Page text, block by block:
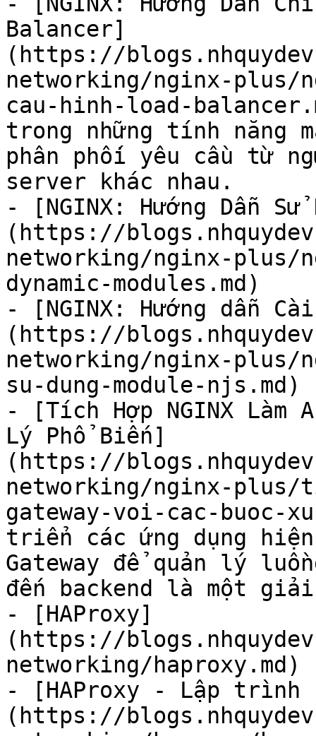
Balancer]
(https://
networking/nginx-
cau-hinh-load-
trong những tính năng
phân phối yêu cầu từ
server khác nhau.
- [NGINX: Hướng Dẫn Sử
(https://
networking/nginx-plus/
dynamic-modules.md)
- [NGINX: Hướng dẫn
(https://
networking/nginx-plus/
su-dung-module-njs.md)
- [Tích Hợp NGINX Làm
Lý Phổ Biến]
(https://
networking/nginx-plus/
gateway-voi-cac-buoc-
triển các ứng dụng
Gateway để quản lý
đến backend là một
- [HAProxy]
(https://
networking/haproxy.md)
- [HAProxy - Lập trình
(https://